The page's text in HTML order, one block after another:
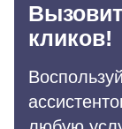
кликов!